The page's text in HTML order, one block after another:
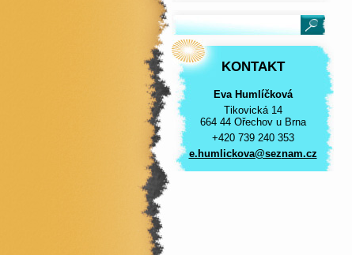
KONTAKT
Eva Humlíčková
Tikovická 14
664 44 Ořechov u Brna
+420 739 240 353
e.humlickova@seznam.cz